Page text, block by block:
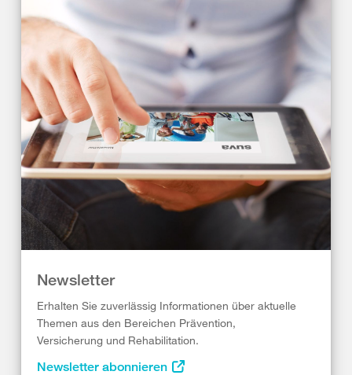
Newsletter
Erhalten Sie zuverlässig Informationen über aktuelle
Themen aus den Bereichen Prävention,
Versicherung und Rehabilitation.
Newsletter abonnieren